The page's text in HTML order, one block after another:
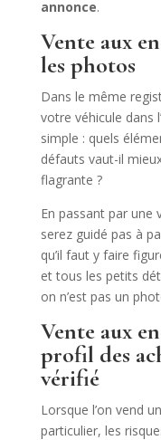
annonce.
Vente aux
les photos
Dans le même
votre véhicule dans
simple : quels
défauts vaut-il
flagrante ?
En passant par une
serez guidé pas à
qu’il faut y faire
et tous les petits
on n’est pas un
Vente aux
profil des
vérifié
Lorsque l’on vend
particulier, les